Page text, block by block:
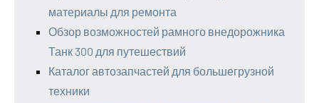
материалы для ремонта
Обзор возможностей рамного внедорожника
Танк 300 для путешествий
Каталог автозапчастей для большегрузной
техники